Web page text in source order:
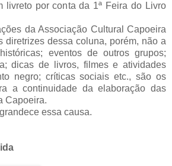
livreto por conta da 1ª Feira do Livro
da Associação Cultural Capoeira
diretrizes dessa coluna, porém, não a
eventos de outros grupos;
dicas de livros, filmes e atividades
negro; críticas sociais etc., são os
a continuidade da elaboração das
Capoeira.
essa causa.